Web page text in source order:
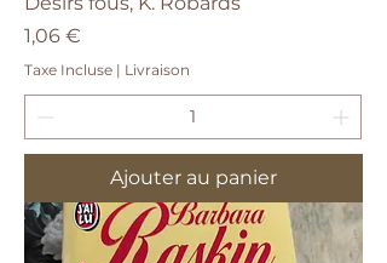
Prix
1,06 €
Taxe Incluse | Livraison
Ajouter au panier